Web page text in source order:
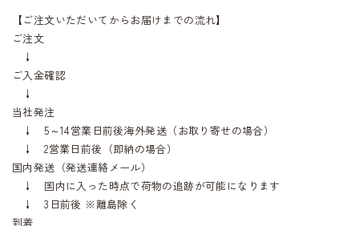
【ご注文いただいてからお届けまでの流れ】
ご注文
↓
ご入金確認
↓
当社発注
↓ 5～14営業日前後海外発送（お取り寄せの場合）
↓ 2営業日前後（即納の場合）
国内発送（発送連絡メール）
↓ 国内に入った時点で荷物の追跡が可能になります
↓ 3日前後 ※離島除く
到着